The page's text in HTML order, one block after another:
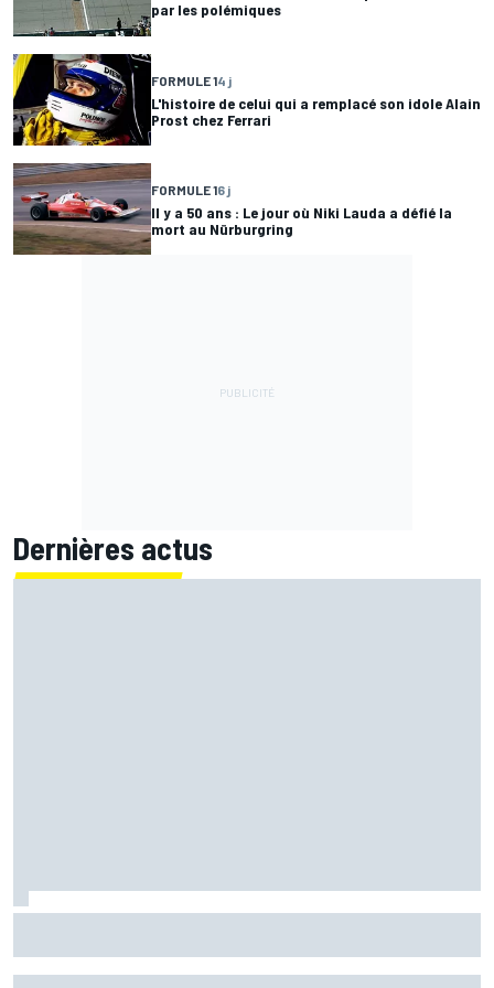
par les polémiques
FORMULE 14 j
L'histoire de celui qui a remplacé son idole Alain
Prost chez Ferrari
FORMULE 16 j
Il y a 50 ans : Le jour où Niki Lauda a défié la
mort au Nürburgring
Dernières actus